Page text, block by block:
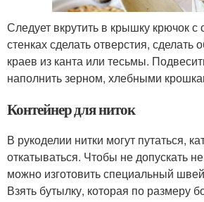
Следует вкрутить в крышку крючок с
стенках сделать отверстия,
краев из канта или тесьмы.
наполнить зерном, хлебными
Контейнер для ниток
В рукоделии нитки могут путаться,
откатываться. Чтобы не допускать
можно изготовить специальный
Взять бутылку, которая по размеру